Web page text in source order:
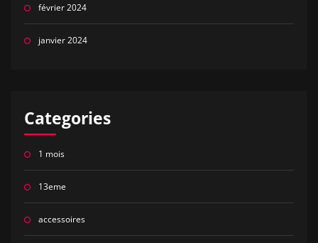
février 2024
janvier 2024
Categories
1 mois
13eme
accessoires